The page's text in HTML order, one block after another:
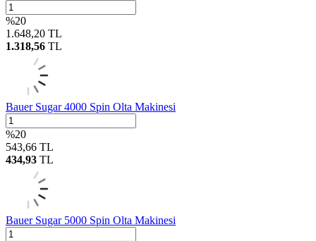
%20
1.648,20 TL
1.318,56 TL
Bauer Sugar 4000 Spin Olta Makinesi
%20
543,66 TL
434,93 TL
Bauer Sugar 5000 Spin Olta Makinesi